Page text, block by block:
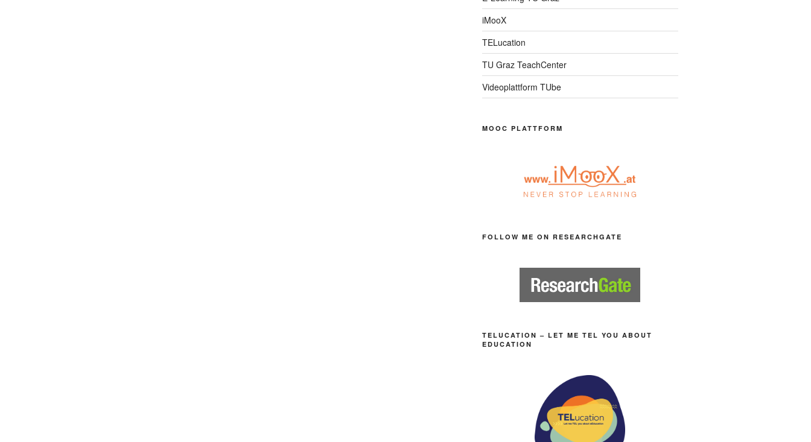
iMooX
TELucation
TU Graz TeachCenter
Videoplattform TUbe
MOOC PLATTFORM
FOLLOW ME ON RESEARCHGATE
TELUCATION – LET ME TEL YOU ABOUT
EDUCATION